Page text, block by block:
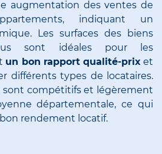
augmentation des ventes de
indiquant un
Les surfaces des biens
sont idéales pour les
un bon rapport qualité-prix et
différents types de locataires.
sont compétitifs et légèrement
départementale, ce qui
rendement locatif.